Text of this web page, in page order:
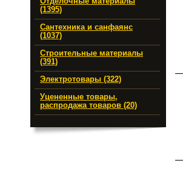
(1395)
Сантехника и санфаянс
(1037)
Строительные материалы
(391)
Электротовары (322)
Уцененные товары,
распродажа товаров (20)